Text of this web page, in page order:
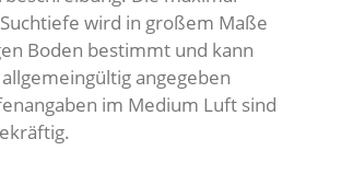
wird in großem Maße
Boden bestimmt und kann
angegeben
im Medium Luft sind